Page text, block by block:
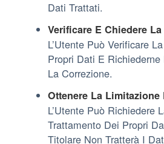
Dati Trattati.
Verificare E Chiedere
L’Utente Può Verificare
Propri Dati E Richiederne
La Correzione.
Ottenere La Limitazione
L’Utente Può Richiedere
Trattamento Dei Propri
Titolare Non Tratterà I